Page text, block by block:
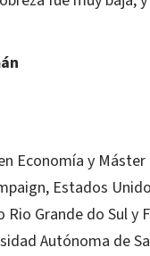
Economía y
Estados
Rio Grande do Sul y
Autónoma de